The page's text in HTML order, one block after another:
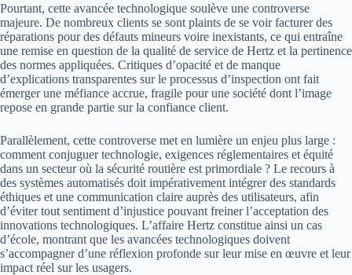
Pourtant, cette avancée technologique soulève une controverse
majeure. De nombreux clients se sont plaints de se voir facturer des
réparations pour des défauts mineurs voire inexistants, ce qui entraîne
une remise en question de la qualité de service de Hertz et la pertinence
des normes appliquées. Critiques d’opacité et de manque
d’explications transparentes sur le processus d’inspection ont fait
émerger une méfiance accrue, fragile pour une société dont l’image
repose en grande partie sur la confiance client.
Parallèlement, cette controverse met en lumière un enjeu plus large :
comment conjuguer technologie, exigences réglementaires et équité
dans un secteur où la sécurité routière est primordiale ? Le recours à
des systèmes automatisés doit impérativement intégrer des standards
éthiques et une communication claire auprès des utilisateurs, afin
d’éviter tout sentiment d’injustice pouvant freiner l’acceptation des
innovations technologiques. L’affaire Hertz constitue ainsi un cas
d’école, montrant que les avancées technologiques doivent
s’accompagner d’une réflexion profonde sur leur mise en œuvre et leur
impact réel sur les usagers.